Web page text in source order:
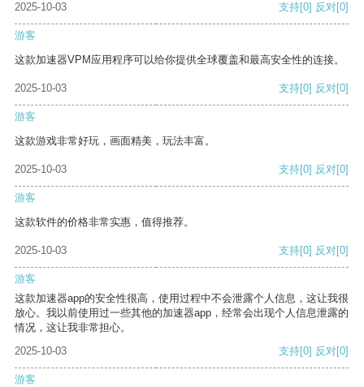
2025-10-03
支持[0] 反对[0]
游客
这款加速器VPM应用程序可以给你提供全球覆盖和最高安全性的连接。
2025-10-03 支持[0] 反对[0]
游客
这款游戏非常好玩，画面精美，玩法丰富。
2025-10-03 支持[0] 反对[0]
游客
这款软件的价格非常实惠，值得推荐。
2025-10-03 支持[0] 反对[0]
游客
这款加速器app的安全性很高，使用过程中不会泄露个人信息，这让我很
放心。我以前使用过一些其他的加速器app，经常会出现个人信息泄露的
情况，这让我非常担心。
2025-10-03
支持[0] 反对[0]
游客